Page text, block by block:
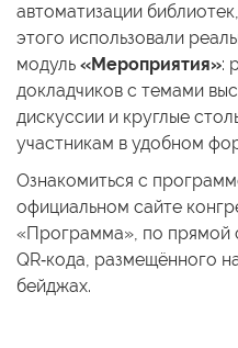
автоматизации
этого использовали
модуль «Мероприятия»:
докладчиков с темами
дискуссии и круглые
участникам в удобном
Ознакомиться с
официальном сайте
«Программа», по прямой
QR‑кода, размещённого
бейджах.